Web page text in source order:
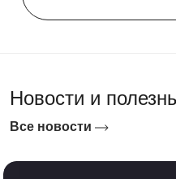
Новости и
Все новости